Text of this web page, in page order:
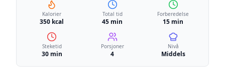
Kalorier
350 kcal
Total tid
45 min
Forberedelse
15 min
Steketid
30 min
Porsjoner
4
Nivå
Middels